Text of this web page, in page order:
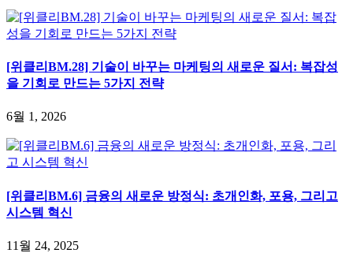
[위클리BM.28] 기술이 바꾸는 마케팅의 새로운 질서: 복잡성
을 기회로 만드는 5가지 전략
6월 1, 2026
[위클리BM.6] 금융의 새로운 방정식: 초개인화, 포용, 그리고
시스템 혁신
11월 24, 2025